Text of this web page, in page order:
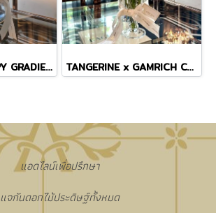
EVELINE X POPPY GRADIENT VASE TANGERINE x GAMRICH COSMOS TINY MASTERPIECE VASE
แอดไลน์เพื่อปรึกษา
แจกันดอกไม้ประดิษฐ์ทั้งหมด